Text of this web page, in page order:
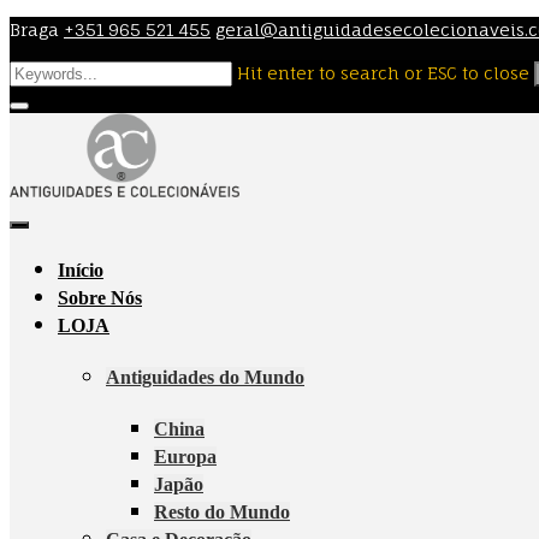
Skip
to
content
Braga +351 965 521 455
Hit enter to search or ESC to close
Início
Sobre Nós
LOJA
Antiguidades do Mundo
China
Europa
Japão
Resto do Mundo